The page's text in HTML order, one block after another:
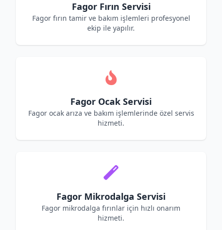
Fagor Fırın Servisi
Fagor fırın tamir ve bakım işlemleri profesyonel
ekip ile yapılır.
Fagor Ocak Servisi
Fagor ocak arıza ve bakım işlemlerinde özel servis
hizmeti.
Fagor Mikrodalga Servisi
Fagor mikrodalga fırınlar için hızlı onarım
hizmeti.